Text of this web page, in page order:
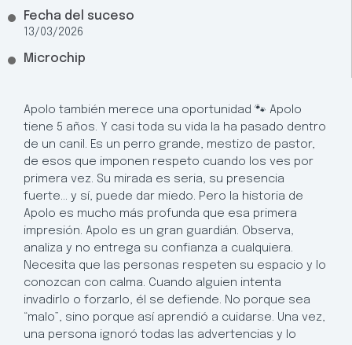
Fecha del suceso
13/03/2026
Microchip
Apolo también merece una oportunidad 🐾 Apolo
tiene 5 años. Y casi toda su vida la ha pasado dentro
de un canil. Es un perro grande, mestizo de pastor,
de esos que imponen respeto cuando los ves por
primera vez. Su mirada es seria, su presencia
fuerte… y sí, puede dar miedo. Pero la historia de
Apolo es mucho más profunda que esa primera
impresión. Apolo es un gran guardián. Observa,
analiza y no entrega su confianza a cualquiera.
Necesita que las personas respeten su espacio y lo
conozcan con calma. Cuando alguien intenta
invadirlo o forzarlo, él se defiende. No porque sea
“malo”, sino porque así aprendió a cuidarse. Una vez,
una persona ignoró todas las advertencias y lo